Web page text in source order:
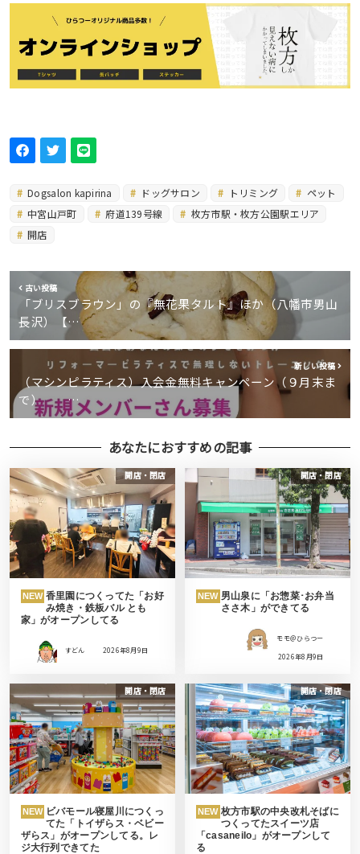
Dogsalon kapirina ドッグサロン トリミング
ペット
中宮山戸町
府道139号線
枚方市駅・枚方公園駅エリア
開店
古い投稿
「ブリスブラウン」の『無花果タルト』ほか（八幡市男山
長沢）【…
新しい投稿
（マシンピラティス）入会金無料キャンペーン（９月末ま
で） …
あなたにおすすめの記事
開店・閉店
NEW 香里園につくってた「お好
み焼き・鉄板バル とも
家」がオープンしてる
すどん 2026年8月9日
開店・閉店
NEW 男山泉に「お惣菜･お弁当
ささ木」ができてる
モモ＠ひらつー
2026年8月9日
開店・閉店
NEW ビバモール寝屋川につくっ
てた「トイザらス・ベビー
ザらス」がオープンしてる。レ
ジ大行列できてた
開店・閉店
NEW 枚方市駅の中央改札そばに
つくってたスイーツ店
「casaneilo」がオープンして
る